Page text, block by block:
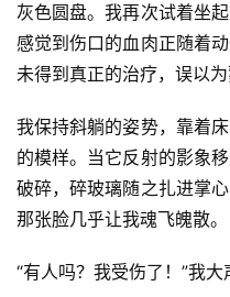
灰色圆盘。我再次试着坐
感觉到伤口的血肉正随着
未得到真正的治疗，误以
我保持斜躺的姿势，靠着
的模样。当它反射的影象
破碎，碎玻璃随之扎进掌
那张脸几乎让我魂飞魄散。
“有人吗？我受伤了！”我大